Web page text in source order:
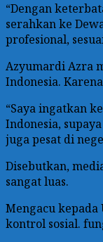
“Dengan
serahkan ke
profesional,
Azyumardi Azra
Indonesia.
“Saya ingatkan
Indonesia,
juga pesat di
Disebutkan,
sangat luas.
Mengacu
kontrol sosial.